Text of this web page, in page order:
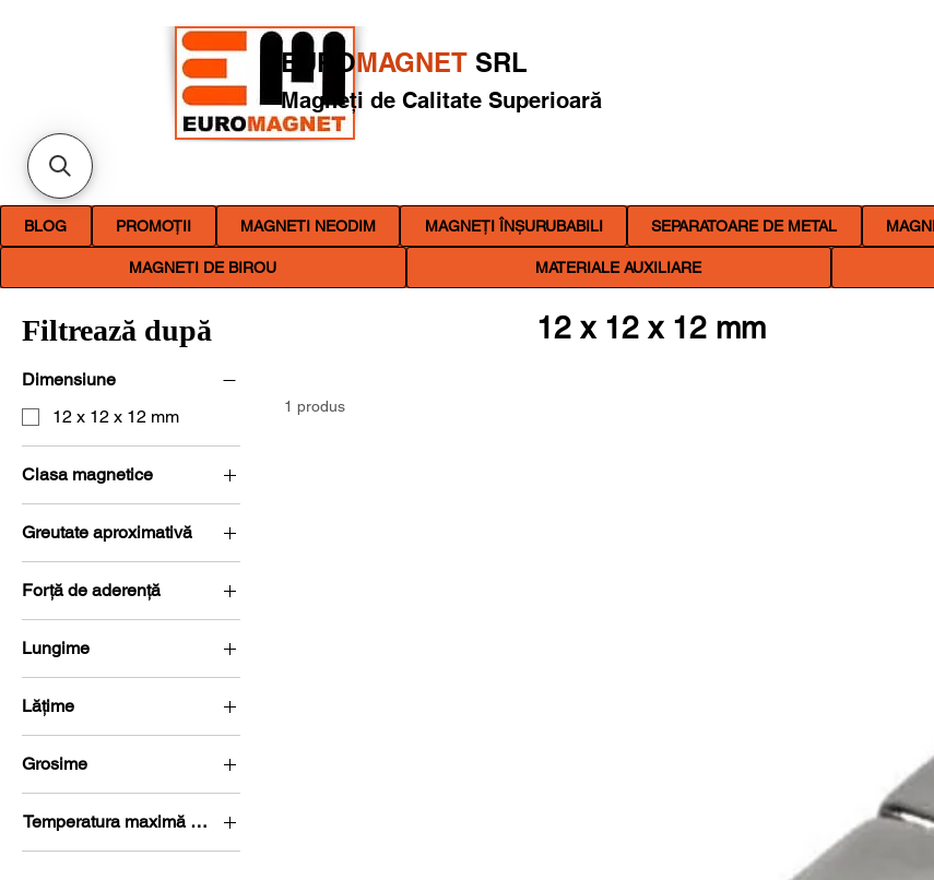
EUROMAGNET SRL
Magneți de Calitate Superioară
BLOG PROMOȚII MAGNETI NEODIM MAGNEȚI ÎNȘURUBABILI SEPARATOARE DE METAL
MAGNETI DE BIROU MATERIALE AUXILIARE
Filtrează după
Dimensiune
12 x 12 x 12 mm
Clasa magnetice
N48
Greutate aproximativă
13 g
Forță de aderență
6,3 kg (61,8 Newton)
Lungime
L 10-15 mm
Lățime
l 10-15 mm
Grosime
G 10-15 mm
Temperatura maximă de lucru
80 °C
12 x 12 x 12 mm
1 produs